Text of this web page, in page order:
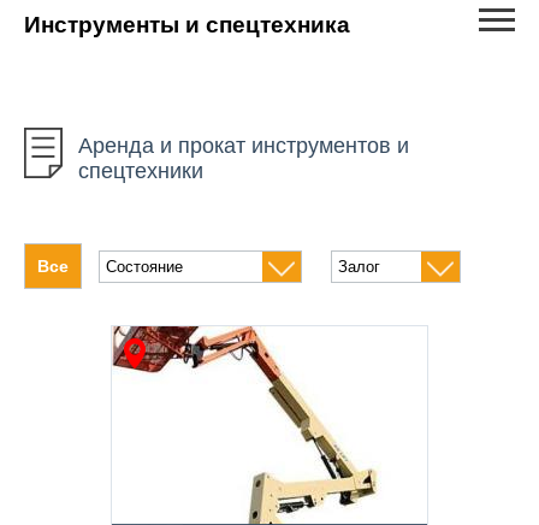
Инструменты и спецтехника
Автомобильный инструмент
Бетонное оборудование
Высотное оборудование
Климатическое оборудование
Аренда и прокат инструментов и
спецтехники
Все